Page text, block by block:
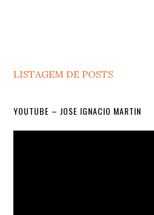
LISTAGEM DE POSTS
YOUTUBE – JOSE IGNACIO MARTIN